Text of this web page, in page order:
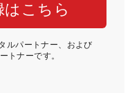
はこちら
ルパートナー、および
トナーです。